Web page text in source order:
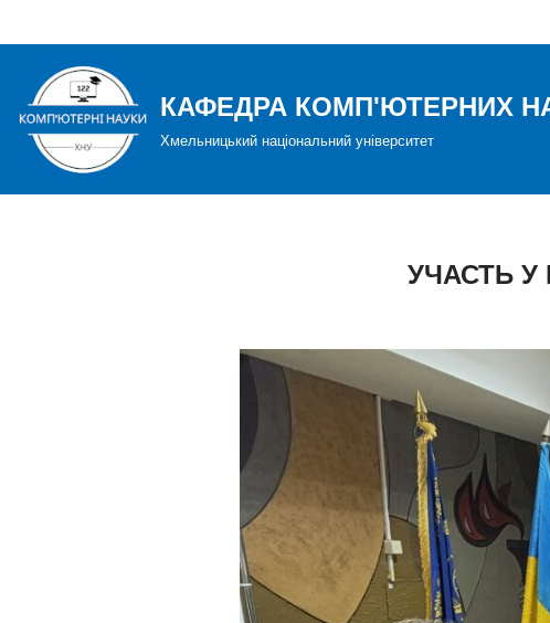
до
вмісту
КАФЕДРА КОМП'ЮТЕРНИХ
Хмельницький національний університет
УЧАСТЬ